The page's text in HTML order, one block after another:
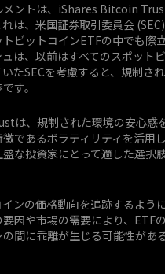
メントは、iShares Bitcoin
は、米国証券取引委員会
ビットコインETFの中でも際
は、以前はすべてのスポット
たSECを考慮すると、規制さ
す。
は、規制された環境の安心感
であるボラティリティを活用
な投資家にとって適した選択
ンの価格動向を追跡するよう
因や市場の需要により、ETF
間に乖離が生じる可能性があ